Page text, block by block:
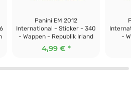
Panini EM 2012
International - Sticker - 340
- Wappen - Republik Irland
4,99 € *